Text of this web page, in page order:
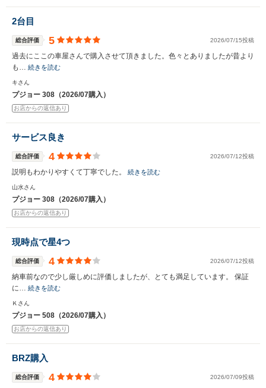
2台目
総合評価 5 2026/07/15投稿
過去にここの車屋さんで購入させて頂きました。色々とありましたが昔より
も… 続きを読む
キさん
プジョー 308（2026/07購入）
お店からの返信あり
サービス良き
総合評価 4 2026/07/12投稿
説明もわかりやすくて丁寧でした。 続きを読む
山水さん
プジョー 308（2026/07購入）
お店からの返信あり
現時点で星4つ
総合評価 4 2026/07/12投稿
納車前なので少し厳しめに評価しましたが、とても満足しています。 保証
に… 続きを読む
Ｋさん
プジョー 508（2026/07購入）
お店からの返信あり
BRZ購入
総合評価 4 2026/07/09投稿